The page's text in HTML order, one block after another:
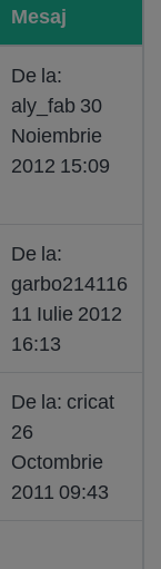
Mesaj
De la:
aly_fab 30
Noiembrie
2012 15:09
De la:
garbo214116
11 Iulie 2012
16:13
De la: cricat
26
Octombrie
2011 09:43